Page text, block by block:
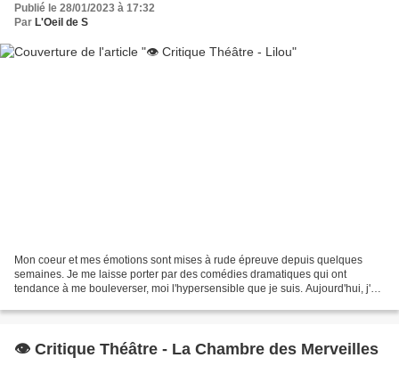
Publié le 28/01/2023 à 17:32
Par L'Oeil de S
Mon coeur et mes émotions sont mises à rude épreuve depuis quelques
semaines. Je me laisse porter par des comédies dramatiques qui ont
tendance à me bouleverser, moi l'hypersensible que je suis. Aujourd'hui, j'ai
👁️ Critique Théâtre - La Chambre des Merveilles